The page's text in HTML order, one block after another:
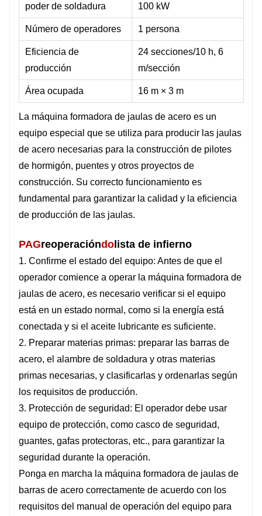
poder de soldadura 100 kW
Número de operadores 1 persona
Eficiencia de
producción
24 secciones/10 h, 6
m/sección
Área ocupada 16 m × 3 m
La máquina formadora de jaulas de acero es un
equipo especial que se utiliza para producir las jaulas
de acero necesarias para la construcción de pilotes
de hormigón, puentes y otros proyectos de
construcción. Su correcto funcionamiento es
fundamental para garantizar la calidad y la eficiencia
de producción de las jaulas.
PAGreoperacióndolista de infierno
1. Confirme el estado del equipo: Antes de que el
operador comience a operar la máquina formadora de
jaulas de acero, es necesario verificar si el equipo
está en un estado normal, como si la energía está
conectada y si el aceite lubricante es suficiente.
2. Preparar materias primas: preparar las barras de
acero, el alambre de soldadura y otras materias
primas necesarias, y clasificarlas y ordenarlas según
los requisitos de producción.
3. Protección de seguridad: El operador debe usar
equipo de protección, como casco de seguridad,
guantes, gafas protectoras, etc., para garantizar la
seguridad durante la operación.
Ponga en marcha la máquina formadora de jaulas de
barras de acero correctamente de acuerdo con los
requisitos del manual de operación del equipo para